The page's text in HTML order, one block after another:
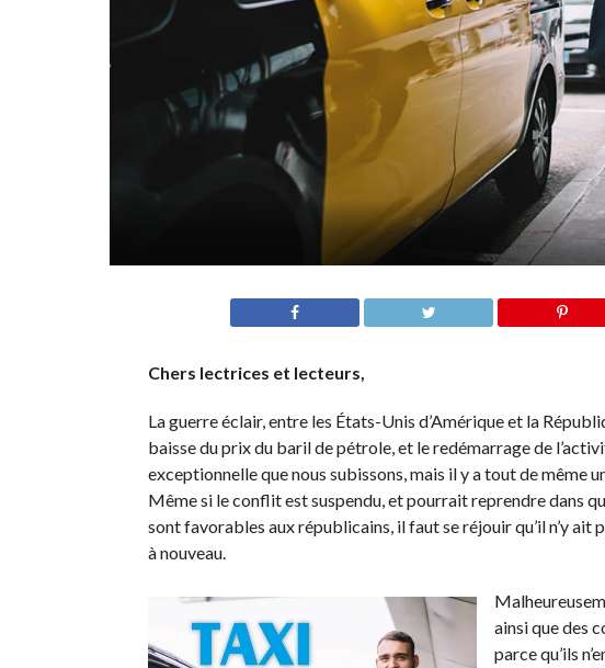
Chers lectrices et lecteurs,
La guerre éclair, entre les États-Unis d’Amérique et la
baisse du prix du baril de pétrole, et le redémarrage de
exceptionnelle que nous subissons, mais il y a tout de même
Même si le conflit est suspendu, et pourrait reprendre dans
sont favorables aux républicains, il faut se réjouir qu’il n’y
à nouveau.
ainsi que des
parce qu’ils